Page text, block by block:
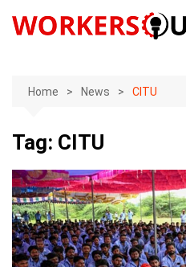
Home News CITU
Tag: CITU